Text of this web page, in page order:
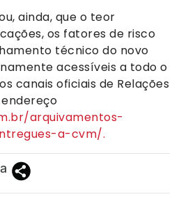
ainda, que o teor
os fatores de risco
técnico do novo
acessíveis a todo o
canais oficiais de Relações
arquivamentos-
a-cvm/.